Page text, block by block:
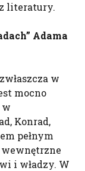
literatury.
Adama
w
mocno
w
Konrad,
pełnym
wewnętrzne
i władzy. W